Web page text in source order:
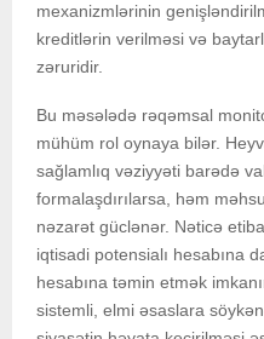
mexanizmlərinin
kreditlərin verilməsi və
zəruridir.
Bu məsələdə rəqəmsal
mühüm rol oynaya bilər.
sağlamlıq vəziyyəti barədə
formalaşdırılarsa, həm
nəzarət güclənər. Nəticə
iqtisadi potensialı hesabına
hesabına təmin etmək
sistemli, elmi əsaslara